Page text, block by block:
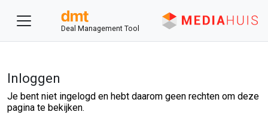
Deal Management Tool
Inloggen
Je bent niet ingelogd en hebt daarom geen rechten om deze
pagina te bekijken.